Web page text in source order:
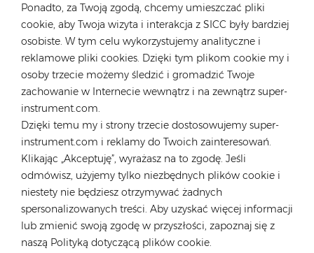
Ponadto, za Twoją zgodą, chcemy umieszczać pliki
cookie, aby Twoja wizyta i interakcja z SICC były bardziej
osobiste. W tym celu wykorzystujemy analityczne i
reklamowe pliki cookies. Dzięki tym plikom cookie my i
osoby trzecie możemy śledzić i gromadzić Twoje
zachowanie w Internecie wewnątrz i na zewnątrz super-
instrument.com.
Dzięki temu my i strony trzecie dostosowujemy super-
instrument.com i reklamy do Twoich zainteresowań.
Klikając „Akceptuję”, wyrażasz na to zgodę. Jeśli
odmówisz, użyjemy tylko niezbędnych plików cookie i
niestety nie będziesz otrzymywać żadnych
spersonalizowanych treści. Aby uzyskać więcej informacji
lub zmienić swoją zgodę w przyszłości, zapoznaj się z
naszą Polityką dotyczącą plików cookie.
E-mail : anna@rongstar.com
Industriestraße 40, 52457
Aldenhoven, Deutschland
Hongkong
Tel :+852 54222219
E-mail :hk@rongstar.com
39 Kung-Um Road, Yuen
Long, Hong Kong
Wietnam
Tel :+84 522 038 896
E-mail :vn@rongstar.com
Biuro :
102 Phung Van Cung Street,Ward 7,